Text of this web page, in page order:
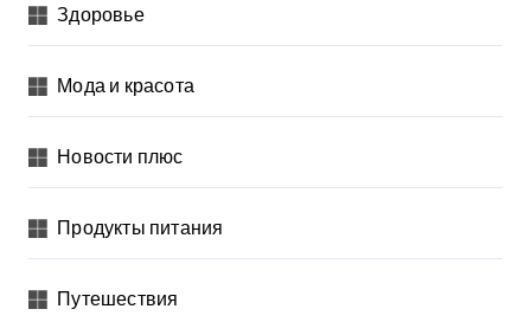
Здоровье
Мода и красота
Новости плюс
Продукты питания
Путешествия